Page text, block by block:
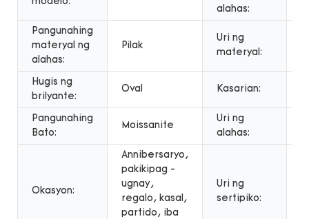
alahas:
Pangunahing
materyal ng
alahas:
Pilak
Uri ng
materyal:
Hugis ng
brilyante:
Oval Kasarian:
Pangunahing
Bato:
Moissanite
Uri ng
alahas:
Okasyon:
Annibersaryo,
pakikipag -
ugnay,
regalo, kasal,
partido, iba
Uri ng
sertipiko: